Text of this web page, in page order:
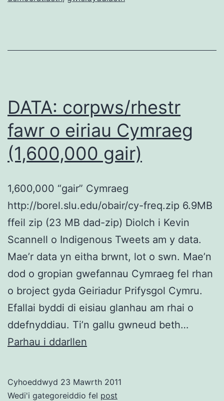
Gymraeg
DATA: corpws/rhestr
fawr o eiriau Cymraeg
(1,600,000 gair)
1,600,000 “gair” Cymraeg
http://borel.slu.edu/obair/cy-freq.zip 6.9MB
ffeil zip (23 MB dad-zip) Diolch i Kevin
Scannell o Indigenous Tweets am y data.
Mae’r data yn eitha brwnt, lot o swn. Mae’n
dod o gropian gwefannau Cymraeg fel rhan
o broject gyda Geiriadur Prifysgol Cymru.
Efallai byddi di eisiau glanhau am rhai o
ddefnyddiau. Ti’n gallu gwneud beth…
Parhau i ddarllen
o
Cyhoeddwyd 23 Mawrth 2011
Wedi'i gategoreiddio fel post